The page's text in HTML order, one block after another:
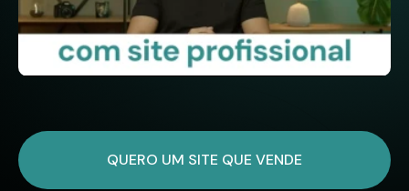
QUERO UM SITE QUE VENDE